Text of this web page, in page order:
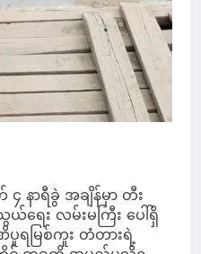
နာရီခွဲ အချိန်မှာ တီး
ရေး လမ်းမကြီး ပေါ်ရှိ
ရမြစ်ကူး တံတားရဲ့